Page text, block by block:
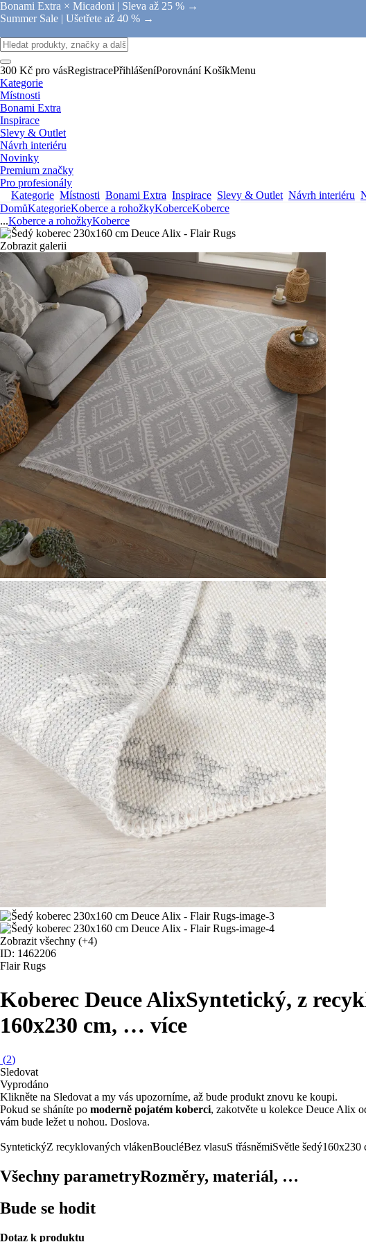
Bonami Extra × Micadoni | Sleva až 25 % →
Summer Sale | Ušetřete až 40 % →
300 Kč pro vásRegistracePřihlášeníPorovnání KošíkMenu
Kategorie
Místnosti
Bonami Extra
Inspirace
Slevy & Outlet
Návrh interiéru
Novinky
Premium značky
Pro profesionály
Kategorie Místnosti Bonami Extra Inspirace Slevy & Outlet Návrh interiéru
DomůKategorieKoberce a rohožkyKoberceKoberce
...Koberce a rohožkyKoberce
Zobrazit galerii
Zobrazit všechny (+4)
ID: 1462206
Flair Rugs
Koberec Deuce AlixSyntetický, z
160x230 cm, … více
(2)
Sledovat
Vyprodáno
Klikněte na Sledovat a my vás upozorníme, až bude produkt znovu ke koupi.
Pokud se sháníte po moderně pojatém koberci, zakotvěte u kolekce Deuce Alix
vám bude ležet u nohou. Doslova.
SyntetickýZ recyklovaných vlákenBoucléBez vlasuS třásněmiSvětle šedý160x230
Všechny parametryRozměry, materiál, …
Bude se hodit
Dotaz k produktu